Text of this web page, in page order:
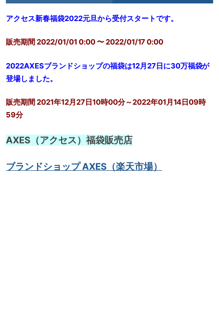
アクセス新春福袋2022元旦から受付スタートです。
販売期間 2022/01/01 0:00〜2022/01/17 0:00
2022AXESブランドショップの福袋は12月27日に30万福袋が
登場しました。
販売期間 2021年12月27日10時00分～2022年01月14日09時
59分
AXES（アクセス）福袋販売店
ブランドショップ AXES（楽天市場）